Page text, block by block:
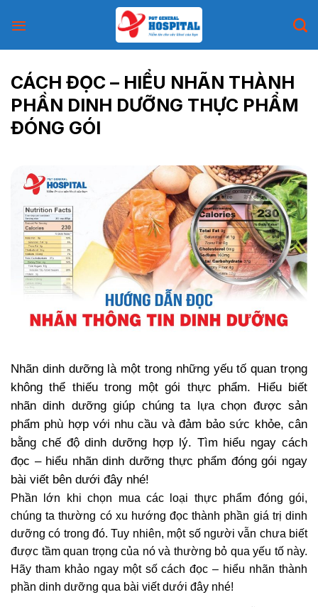
CÁCH ĐỌC – HIỂU NHÃN THÀNH
PHẦN DINH DƯỠNG THỰC PHẨM
ĐÓNG GÓI
Nhãn dinh dưỡng là một trong những yếu tố quan trọng
không thể thiếu trong một gói thực phẩm. Hiểu biết
nhãn dinh dưỡng giúp chúng ta lựa chọn được sản
phẩm phù hợp với nhu cầu và đảm bảo sức khỏe, cân
bằng chế độ dinh dưỡng hợp lý. Tìm hiểu ngay cách
đọc – hiểu nhãn dinh dưỡng thực phẩm đóng gói ngay
bài viết bên dưới đây nhé!
Phần lớn khi chọn mua các loại thực phẩm đóng gói,
chúng ta thường có xu hướng đọc thành phần giá trị dinh
dưỡng có trong đó. Tuy nhiên, một số người vẫn chưa biết
được tầm quan trọng của nó và thường bỏ qua yếu tố này.
Hãy tham khảo ngay một số cách đọc – hiểu nhãn thành
phần dinh dưỡng qua bài viết dưới đây nhé!